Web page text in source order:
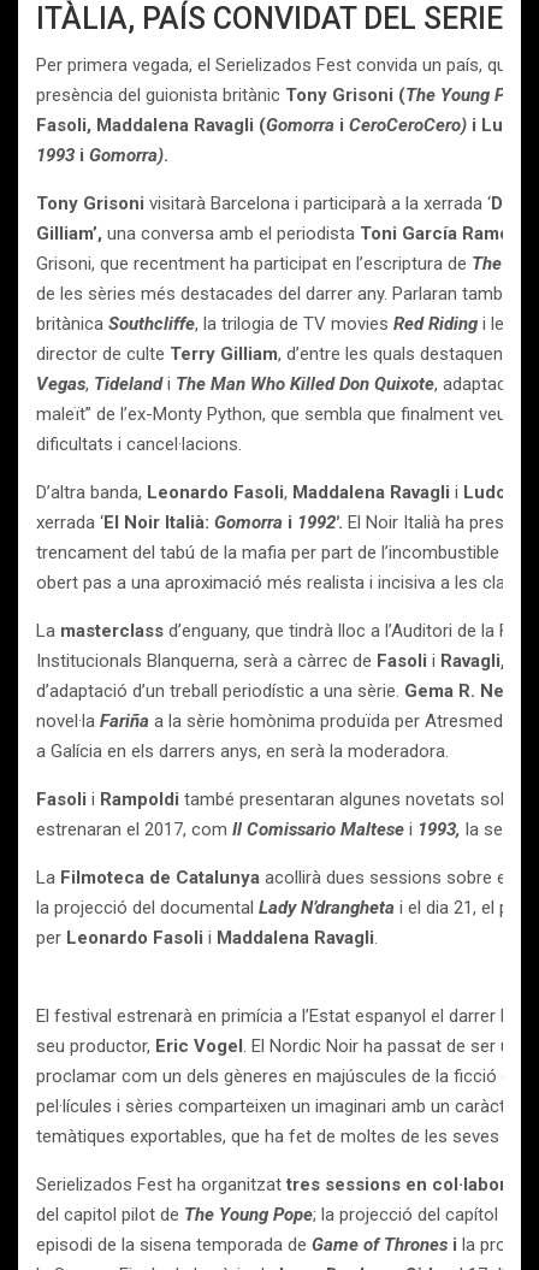
ITÀLIA, PAÍS CONVIDAT DEL
Per primera vegada, el Serielizados Fest convida un país, que
presència del guionista britànic Tony Grisoni (The Young
Fasoli, Maddalena Ravagli (Gomorra i CeroCeroCero) i
1993 i Gomorra).
Tony Grisoni visitarà Barcelona i participarà a la xerrada ‘De
Gilliam’, una conversa amb el periodista Toni García Ramon,
Grisoni, que recentment ha participat en l’escriptura de The
de les sèries més destacades del darrer any. Parlaran també
britànica Southcliffe, la trilogia de TV movies Red Riding i les
director de culte Terry Gilliam, d’entre les quals destaquen
Vegas, Tidelandi The Man Who Killed Don Quixote, adaptació
maleït” de l’ex-Monty Python, que sembla que finalment veurà
dificultats i cancel·lacions.
D’altra banda, Leonardo Fasoli, Maddalena Ravagli i
xerrada ‘El Noir Italià: Gomorra i 1992′. El Noir Italià ha pres
trencament del tabú de la mafia per part de l’incombustible
obert pas a una aproximació més realista i incisiva a les
La masterclass d’enguany, que tindrà lloc a l’Auditori de la
Institucionals Blanquerna, serà a càrrec de Fasoli i Ravagli,
d’adaptació d’un treball periodístic a una sèrie. Gema R. Neira
novel·la Fariña a la sèrie homònima produïda per Atresmedia
a Galícia en els darrers anys, en serà la moderadora.
Fasoli i Rampoldi també presentaran algunes novetats sobre
estrenaran el 2017, com Il Comissario Maltese i 1993, la
La Filmoteca de Catalunya acollirà dues sessions sobre el
la projecció del documental Lady N’drangheta i el dia 21, el
per Leonardo Fasoli i Maddalena Ravagli.
El festival estrenarà en primícia a l’Estat espanyol el darrer
seu productor, Eric Vogel. El Nordic Noir ha passat de ser un
proclamar com un dels gèneres en majúscules de la ficció
pel·lícules i sèries comparteixen un imaginari amb un caràcter
temàtiques exportables, que ha fet de moltes de les seves
Serielizados Fest ha organitzattres sessions en
del capitol pilot de The Young Pope; la projecció del capítol
episodi de la sisena temporada de Game of Thrones i la